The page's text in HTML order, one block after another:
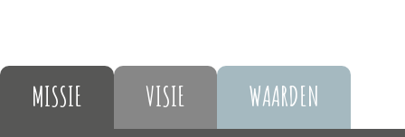
MISSIE VISIE WAARDEN